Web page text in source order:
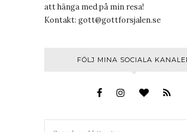
att hänga med på min resa!
Kontakt: gott@gottforsjalen.se
FÖLJ MINA SOCIALA